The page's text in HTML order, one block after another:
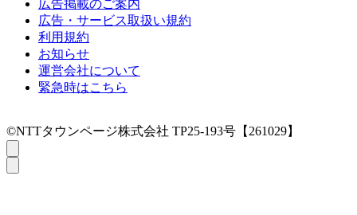
広告掲載のご案内
広告・サービス取扱い規約
利用規約
お知らせ
運営会社について
緊急時はこちら
©NTTタウンページ株式会社 TP25-193号【261029】